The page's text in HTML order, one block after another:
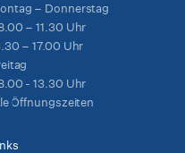
– Donnerstag
– 11.30 Uhr
– 17.00 Uhr
- 13.30 Uhr
Öffnungszeiten